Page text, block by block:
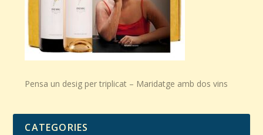
Pensa un desig per triplicat – Maridatge amb dos vins
CATEGORIES